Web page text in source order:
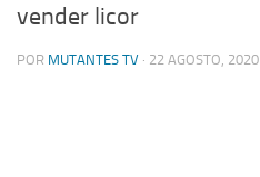
vender licor
POR MUTANTES TV · 22 AGOSTO, 2020